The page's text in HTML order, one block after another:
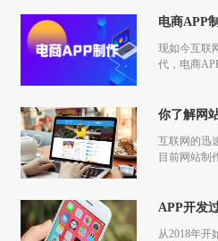
电商APP
现如今互联
代，电商
你了解网
互联网的迅
目前网站制
APP开发
从2018年开